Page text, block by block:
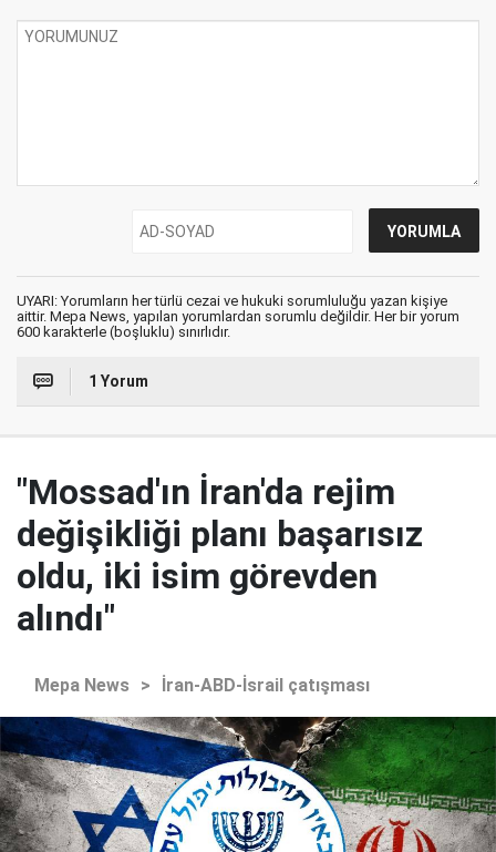
UYARI: Yorumların her türlü cezai ve hukuki sorumluluğu yazan kişiye
aittir. Mepa News, yapılan yorumlardan sorumlu değildir. Her bir yorum
600 karakterle (boşluklu) sınırlıdır.
1 Yorum
"Mossad'ın İran'da rejim
değişikliği planı başarısız
oldu, iki isim görevden
alındı"
Mepa News > İran-ABD-İsrail çatışması